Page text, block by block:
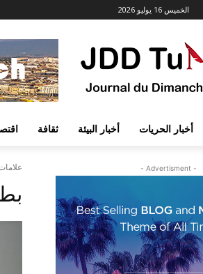
الخميس 16 يوليو 2026
أخبار الحريات أخبار البيئة ثقافة
- Advertisment -